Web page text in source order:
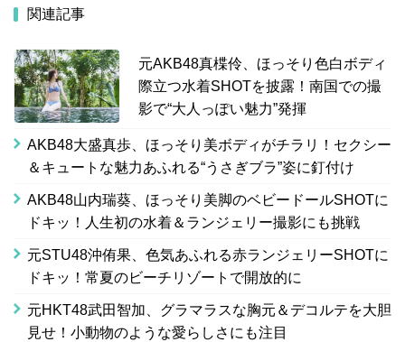
関連記事
元AKB48真楪伶、ほっそり色白ボディ
際立つ水着SHOTを披露！南国での撮
影で“大人っぽい魅力”発揮
AKB48大盛真歩、ほっそり美ボディがチラリ！セクシー
＆キュートな魅力あふれる“うさぎブラ”姿に釘付け
AKB48山内瑞葵、ほっそり美脚のベビードールSHOTに
ドキッ！人生初の水着＆ランジェリー撮影にも挑戦
元STU48沖侑果、色気あふれる赤ランジェリーSHOTに
ドキッ！常夏のビーチリゾートで開放的に
元HKT48武田智加、グラマラスな胸元＆デコルテを大胆
見せ！小動物のような愛らしさにも注目